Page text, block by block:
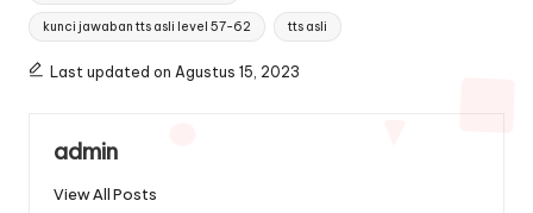
kunci jawaban tts asli level 57-62 tts asli
Last updated on Agustus 15, 2023
admin
View All Posts